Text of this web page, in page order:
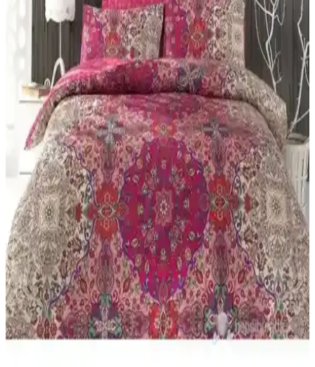
Bej kare ekose desenli Nacarev Mega Boy Pencereli Hurç,
90x50x50 cm hacmiyle yatak takımları ve sezonluk eşyalar için
geniş depolama sağlar. Şeffaf pencere içerik görünümü ve çift yönlü
fermuar ile pratik ve koruyucudur.
Yataş Aden Ranforce ve Astrid Tek Kişilik Nevresim
Setleri Karşılaştırması
Yataş Aden ve Astrid nevresim setleri, malzeme, tasarım ve
dayanıklılık açısından karşılaştırıldı. Her iki ürünün özellikleri,
kullanıcı yorumları ve bakım detaylarıyla en uygun seçimi
yapmanıza yardımcı olur.
Tulip vs Valezium Tek Kişilik Nevresim Takımları:
Konfor ve Dayanıklılık
Bu karşılaştırma, My Story Mystory Tulip ile Valezium desenli tek
kişilik nevresim takımları arasındaki farkları boyutlar, lastikli çarşaf
yapısı, kumaş dokusu ve bakım talimatları üzerinden inceler; konfor
ve dayanıklılık odaklı sonuçlar sunar.
Formeya Lastikli Çarşaflı ve Madame Coco Odette
Tek Kişilik Nevresim Takımı Karşılaştırması
İki farklı nevresim takımı detaylı karşılaştırmasıyla kumaş, renk,